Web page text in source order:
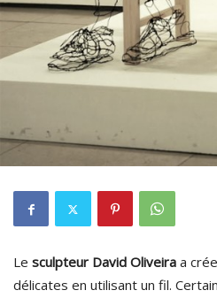
Le sculpteur David Oliveira a
délicates en utilisant un fil.